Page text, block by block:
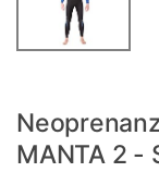
MANTA 2 -